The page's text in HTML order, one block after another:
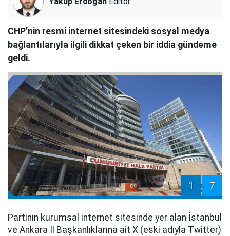
CHP’nin resmi internet sitesindeki sosyal medya
bağlantılarıyla ilgili dikkat çeken bir iddia gündeme
geldi.
1 7
Partinin kurumsal internet sitesinde yer alan İstanbul
ve Ankara İl Başkanlıklarına ait X (eski adıyla Twitter)